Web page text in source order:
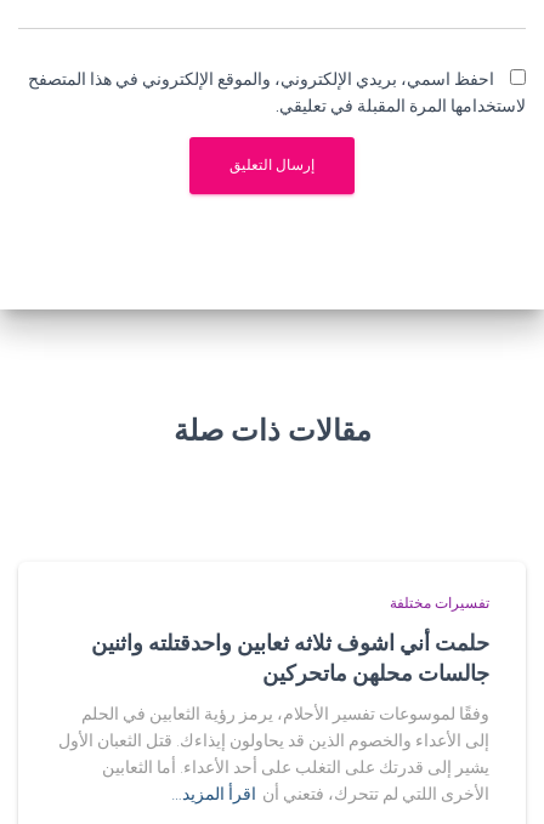
احفظ اسمي، بريدي الإلكتروني، والموقع الإلكتروني في هذا المتصفح
لاستخدامها المرة المقبلة في تعليقي.
مقالات ذات صلة
تفسيرات مختلفة
حلمت أني اشوف ثلاثه ثعابين واحدقتلته واثنين
جالسات محلهن ماتحركين
وفقًا لموسوعات تفسير الأحلام، يرمز رؤية الثعابين في الحلم
إلى الأعداء والخصوم الذين قد يحاولون إيذاءك. قتل الثعبان الأول
يشير إلى قدرتك على التغلب على أحد الأعداء. أما الثعابين
الأخرى اللتي لم تتحرك، فتعني أن اقرأ المزيد…